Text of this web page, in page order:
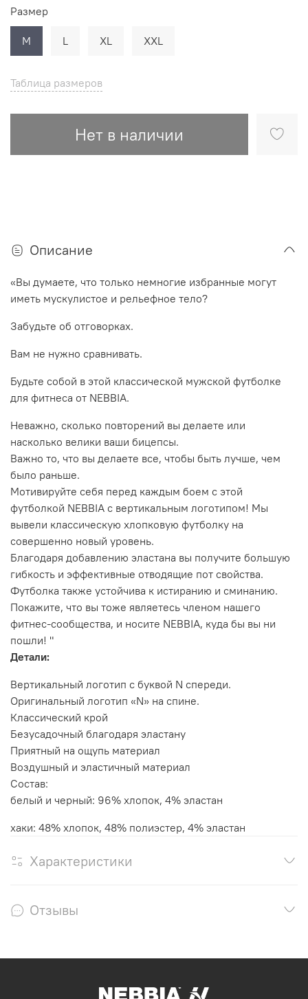
Таблица размеров
Нет в наличии
Размер
M L XL XXL
Описание
«Вы думаете, что только немногие избранные могут
иметь мускулистое и рельефное тело?
Забудьте об отговорках.
Вам не нужно сравнивать.
Будьте собой в этой классической мужской футболке
для фитнеса от NEBBIA.
Неважно, сколько повторений вы делаете или
насколько велики ваши бицепсы.
Важно то, что вы делаете все, чтобы быть лучше, чем
было раньше.
Мотивируйте себя перед каждым боем с этой
футболкой NEBBIA с вертикальным логотипом! Мы
вывели классическую хлопковую футболку на
совершенно новый уровень.
Благодаря добавлению эластана вы получите большую
гибкость и эффективные отводящие пот свойства.
Футболка также устойчива к истиранию и сминанию.
Покажите, что вы тоже являетесь членом нашего
фитнес-сообщества, и носите NEBBIA, куда бы вы ни
пошли! "
Детали:
Вертикальный логотип с буквой N спереди.
Оригинальный логотип «N» на спине.
Классический крой
Безусадочный благодаря эластану
Приятный на ощупь материал
Воздушный и эластичный материал
Состав:
белый и черный: 96% хлопок, 4% эластан
хаки: 48% хлопок, 48% полиэстер, 4% эластан
Характеристики
Отзывы